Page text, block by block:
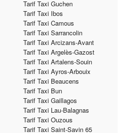
Tarif Taxi Guchen
Tarif Taxi Ibos
Tarif Taxi Camous
Tarif Taxi Sarrancolin
Tarif Taxi Arcizans-Avant
Tarif Taxi Argelès-Gazost
Tarif Taxi Artalens-Souin
Tarif Taxi Ayros-Arbouix
Tarif Taxi Beaucens
Tarif Taxi Bun
Tarif Taxi Gaillagos
Tarif Taxi Lau-Balagnas
Tarif Taxi Ouzous
Tarif Taxi Saint-Savin 65